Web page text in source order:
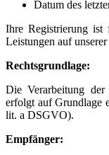
Datum des
Ihre Registrierung ist
Leistungen auf
Rechtsgrundlage:
Die Verarbeitung der
erfolgt auf Grundlage
lit. a DSGVO).
Empfänger: